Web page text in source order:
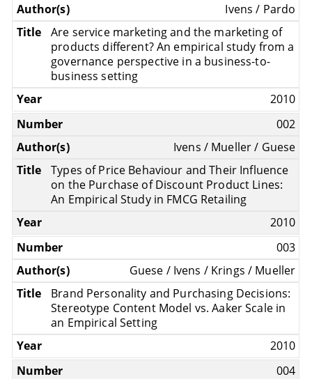
Ivens / Pardo
Are service marketing and the marketing of
products different? An empirical study from a
governance perspective in a business-to-
business setting
2010
002
Ivens / Mueller / Guese
Types of Price Behaviour and Their Influence
on the Purchase of Discount Product Lines:
An Empirical Study in FMCG Retailing
2010
003
Guese / Ivens / Krings / Mueller
Brand Personality and Purchasing Decisions:
Stereotype Content Model vs. Aaker Scale in
an Empirical Setting
2010
004